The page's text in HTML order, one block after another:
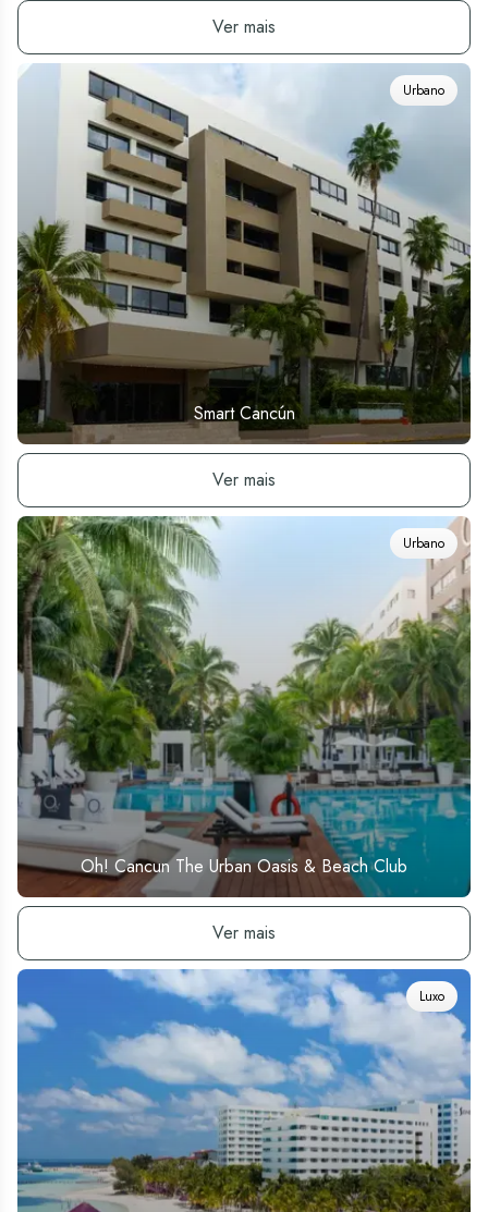
Ver mais
Urbano
Smart Cancún
Ver hotel
Ver mais
Urbano
Oh! Cancun The Urban Oasis & Beach Club
Ver hotel
Ver mais
Luxo